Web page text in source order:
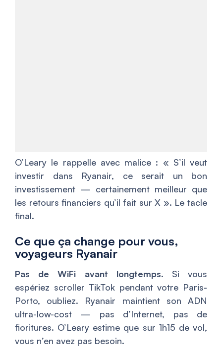
O’Leary le rappelle avec malice : « S’il veut
investir dans Ryanair, ce serait un bon
investissement — certainement meilleur que
les retours financiers qu’il fait sur X ». Le tacle
final.
Ce que ça change pour vous,
voyageurs Ryanair
Pas de WiFi avant longtemps. Si vous
espériez scroller TikTok pendant votre Paris-
Porto, oubliez. Ryanair maintient son ADN
ultra-low-cost — pas d’Internet, pas de
fioritures. O’Leary estime que sur 1h15 de vol,
vous n’en avez pas besoin.